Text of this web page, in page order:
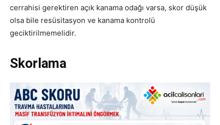
cerrahisi gerektiren açık kanama odağı varsa, skor düşük
olsa bile resüsitasyon ve kanama kontrolü
geciktirilmemelidir.
Skorlama